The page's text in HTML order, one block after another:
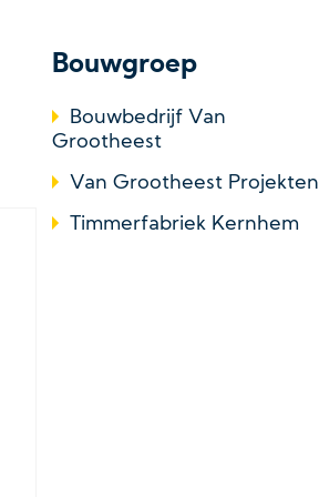
Bouwgroep
Bouwbedrijf Van
Grootheest
Van Grootheest Projekten
Timmerfabriek Kernhem